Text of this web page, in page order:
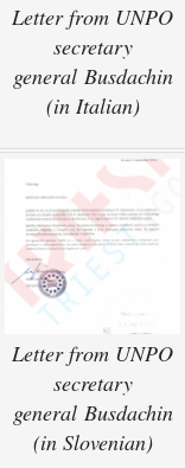
Letter from UNPO
secretary
general Busdachin
(in Italian)
Letter from UNPO
secretary
general Busdachin
(in Slovenian)